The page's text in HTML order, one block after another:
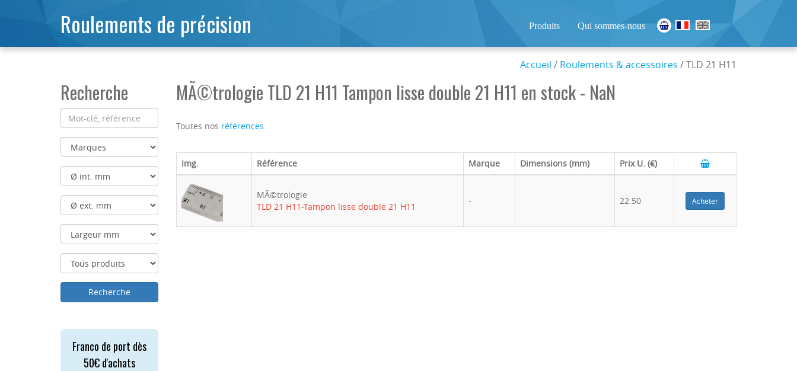
Roulements de précision Produits Qui sommes-nous
Accueil / Roulements & accessoires / TLD 21 H11
Recherche
Franco de port dès
50€ d'achats
MÃ©trologie TLD 21 H11 Tampon lisse double 21 H11 en stock - NaN
Toutes nos références
Img. Référence Marque Dimensions (mm) Prix U. (€)
MÃ©trologie
TLD 21 H11-Tampon lisse double 21 H11
- 22.50 Acheter